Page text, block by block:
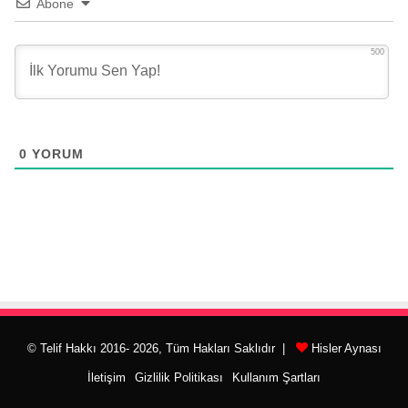
Abone
500
0 YORUM
© Telif Hakkı 2016- 2026, Tüm Hakları Saklıdır | Hisler Aynası
İletişim Gizlilik Politikası Kullanım Şartları